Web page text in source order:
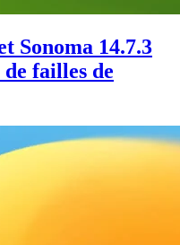
Sonoma 14.7.3
failles de